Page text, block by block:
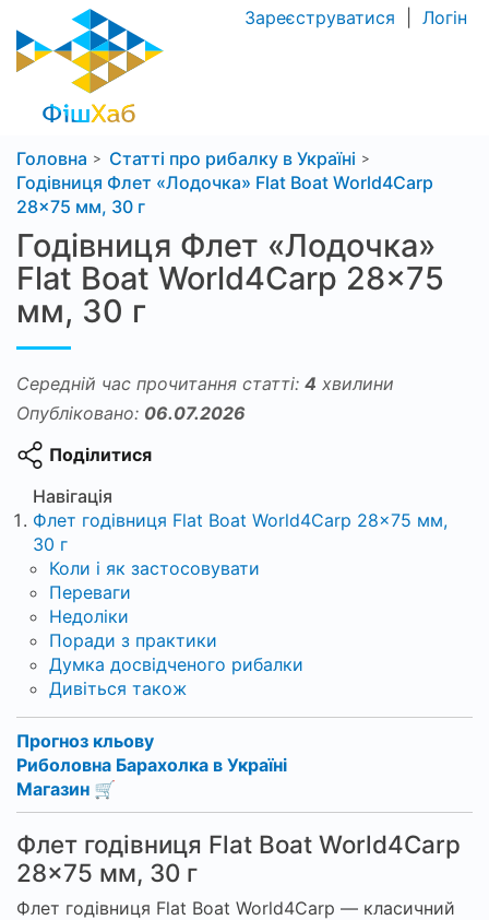
Зареєструватися Логін
Головна
Статті про рибалку в Україні
Годівниця Флет «Лодочка» Flat Boat World4Carp
28×75 мм, 30 г
Годівниця Флет «Лодочка»
Flat Boat World4Carp 28×75
мм, 30 г
Середній час прочитання статті: 4 хвилини
Опубліковано: 06.07.2026
Поділитися
Навігація
Флет годівниця Flat Boat World4Carp 28×75 мм,
30 г
Коли і як застосовувати
Переваги
Недоліки
Поради з практики
Думка досвідченого рибалки
Дивіться також
Прогноз кльову
Риболовна Барахолка в Україні
Магазин 🛒
Флет годівниця Flat Boat World4Carp
28×75 мм, 30 г
Флет годівниця Flat Boat World4Carp — класичний